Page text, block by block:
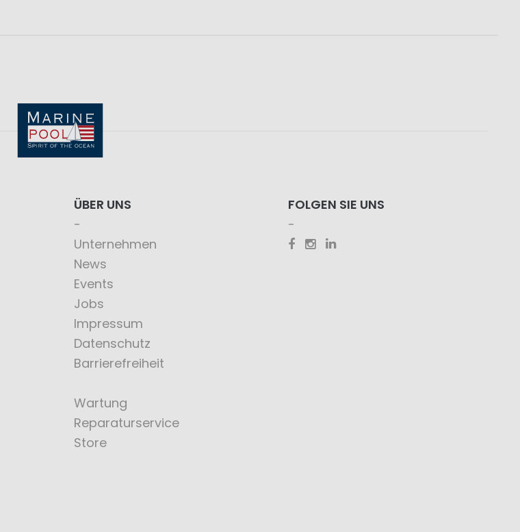
ÜBER UNS
Unternehmen
News
Events
Jobs
Impressum
Datenschutz
Barrierefreiheit
Wartung
Reparaturservice
Store
FOLGEN SIE UNS